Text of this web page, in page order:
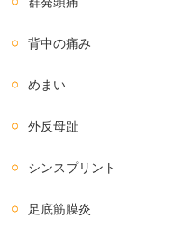
背中の痛み
めまい
外反母趾
シンスプリント
足底筋膜炎